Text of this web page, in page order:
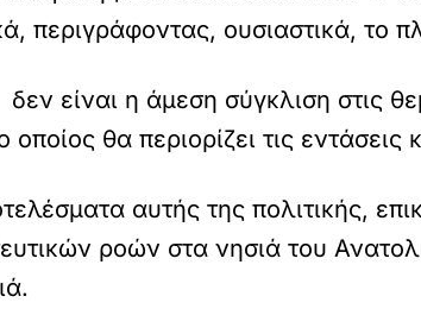
περιγράφοντας, ουσιαστικά, το
είναι η άμεση σύγκλιση στις
θα περιορίζει τις
αυτής της πολιτικής,
ροών στα νησιά του